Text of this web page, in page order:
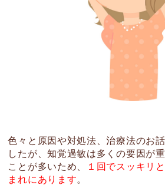
色々と原因や対処法、治療法のお
したが、知覚過敏は多くの要因が
ことが多いため、
１回でスッキリ
まれにあります。